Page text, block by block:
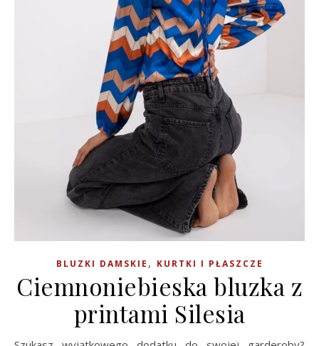
BLUZKI DAMSKIE , KURTKI I PŁASZCZE
Ciemnoniebieska bluzka z
printami Silesia